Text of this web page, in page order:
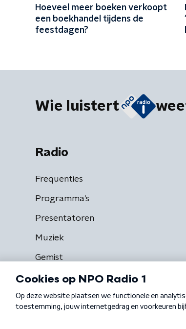
Hoeveel meer boeken verkoopt
een boekhandel tijdens de
feestdagen?
Wie luistert
Radio
Frequenties
Programma's
Presentatoren
Muziek
Gemist
Algemene voorwaarden Privacybeleid